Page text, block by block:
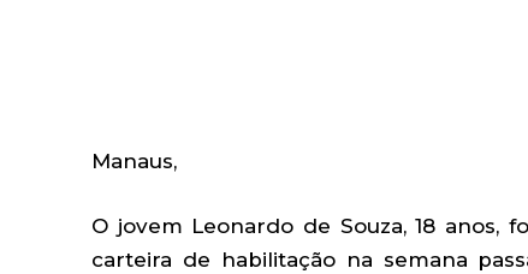
Manaus,
O jovem Leonardo de Souza, 18 anos,
carteira de habilitação na semana